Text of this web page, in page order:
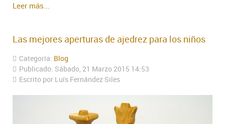
Leer más...
Las mejores aperturas de ajedrez para los niños
Categoría: Blog
Publicado: Sábado, 21 Marzo 2015 14:53
Escrito por Luís Fernández Siles